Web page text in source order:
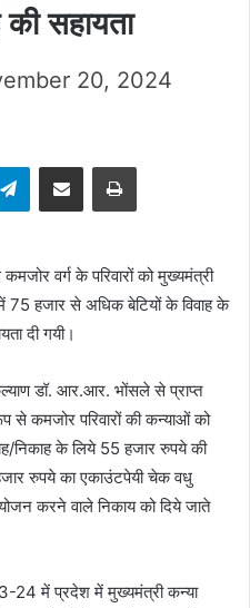
सहायता
20, 2024
TelegramShare via Email Print
वर्ग के परिवारों को मुख्यमंत्री
में 75 हजार से अधिक बेटियों के विवाह के
दी गयी।
डॉ. आर.आर. भोंसले से प्राप्त
कमजोर परिवारों की कन्याओं को
निकाह के लिये 55 हजार रुपये की
रुपये का एकाउंटपेयी चेक वधु
करने वाले निकाय को दिये जाते
24 में प्रदेश में मुख्यमंत्री कन्या